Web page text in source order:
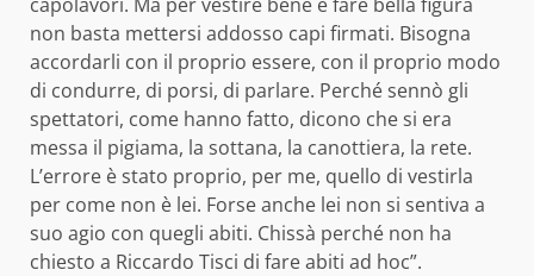
non basta mettersi addosso capi firmati. Bisogna
accordarli con il proprio essere, con il proprio modo
di condurre, di porsi, di parlare. Perché sennò gli
spettatori, come hanno fatto, dicono che si era
messa il pigiama, la sottana, la canottiera, la rete.
L’errore è stato proprio, per me, quello di vestirla
per come non è lei. Forse anche lei non si sentiva a
suo agio con quegli abiti. Chissà perché non ha
chiesto a Riccardo Tisci di fare abiti ad hoc”.